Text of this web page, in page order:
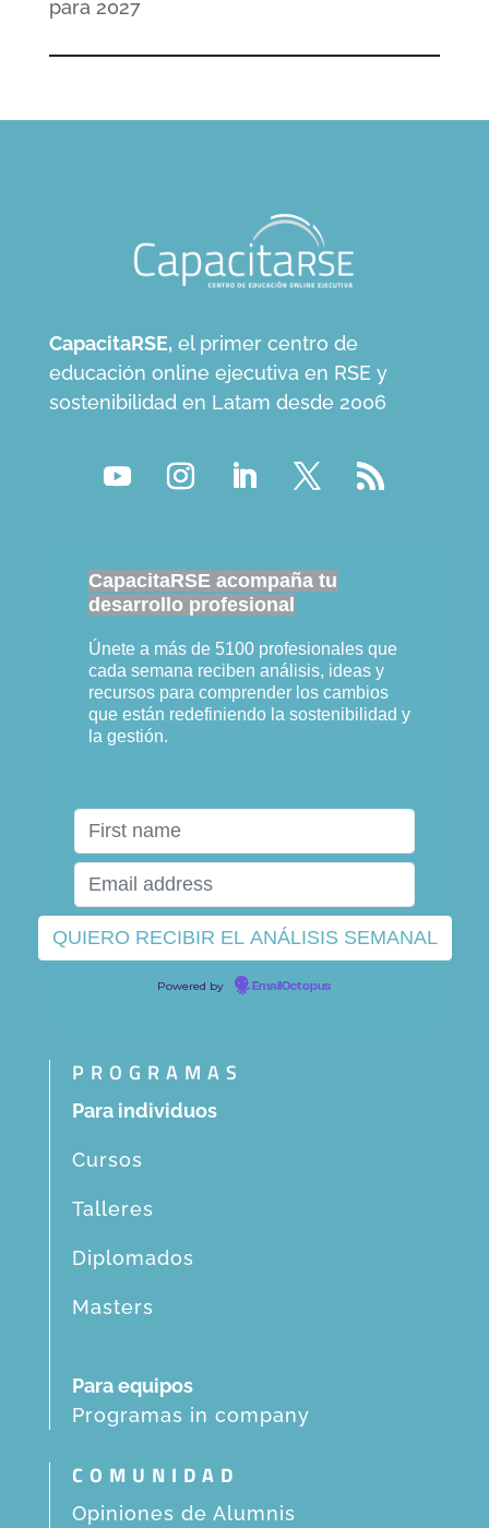
para 2027
CapacitaRSE, el primer centro de
educación online ejecutiva en RSE y
sostenibilidad en Latam desde 2006
CapacitaRSE acompaña tu
desarrollo profesional
Únete a más de 5100 profesionales que
cada semana reciben análisis, ideas y
recursos para comprender los cambios
que están redefiniendo la sostenibilidad y
la gestión.
Powered by EmailOctopus
PROGRAMAS
Para individuos
Cursos
Talleres
Diplomados
Masters
Para equipos
Programas in company
COMUNIDAD
Opiniones de Alumnis